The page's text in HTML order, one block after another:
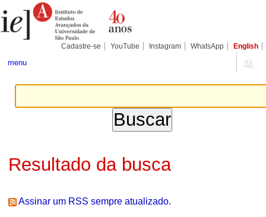
para
conteúdo.
Pessoais
Cadastre-se YouTube Instagram WhatsApp English
menu
Resultado da busca
Assinar um RSS sempre atualizado.